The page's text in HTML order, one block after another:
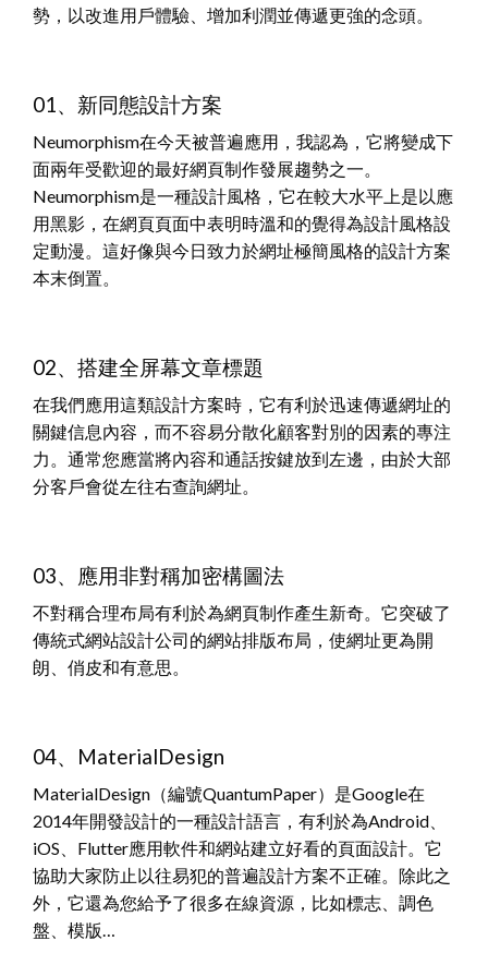
勢，以改進用戶體驗、增加利潤並傳遞更強的念頭。
01、新同態設計方案
Neumorphism在今天被普遍應用，我認為，它將變成下
面兩年受歡迎的最好網頁制作發展趨勢之一。
Neumorphism是一種設計風格，它在較大水平上是以應
用黑影，在網頁頁面中表明時溫和的覺得為設計風格設
定動漫。這好像與今日致力於網址極簡風格的設計方案
本末倒置。
02、搭建全屏幕文章標題
在我們應用這類設計方案時，它有利於迅速傳遞網址的
關鍵信息內容，而不容易分散化顧客對別的因素的專注
力。通常您應當將內容和通話按鍵放到左邊，由於大部
分客戶會從左往右查詢網址。
03、應用非對稱加密構圖法
不對稱合理布局有利於為網頁制作產生新奇。它突破了
傳統式網站設計公司的網站排版布局，使網址更為開
朗、俏皮和有意思。
04、MaterialDesign
MaterialDesign（編號QuantumPaper）是Google在
2014年開發設計的一種設計語言，有利於為Android、
iOS、Flutter應用軟件和網站建立好看的頁面設計。它
協助大家防止以往易犯的普遍設計方案不正確。除此之
外，它還為您給予了很多在線資源，比如標志、調色
盤、模版…